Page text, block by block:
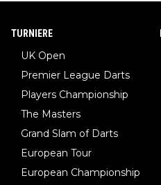
TURNIERE
UK Open
Premier League Darts
Players Championship
The Masters
Grand Slam of Darts
European Tour
European Championship